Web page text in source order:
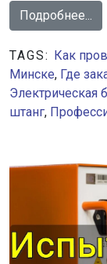
Подробнее...
TAGS: Как
Минске, Где
Электрическая
штанг,